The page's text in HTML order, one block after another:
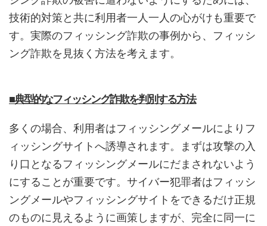
技術的対策と共に利用者一人一人の心がけも重要で
す。実際のフィッシング詐欺の事例から、フィッシ
ング詐欺を見抜く方法を考えます。
■典型的なフィッシング詐欺を判別する方法
多くの場合、利用者はフィッシングメールによりフ
ィッシングサイトへ誘導されます。まずは攻撃の入
り口となるフィッシングメールにだまされないよう
にすることが重要です。サイバー犯罪者はフィッシ
ングメールやフィッシングサイトをできるだけ正規
のものに見えるように画策しますが、完全に同一に